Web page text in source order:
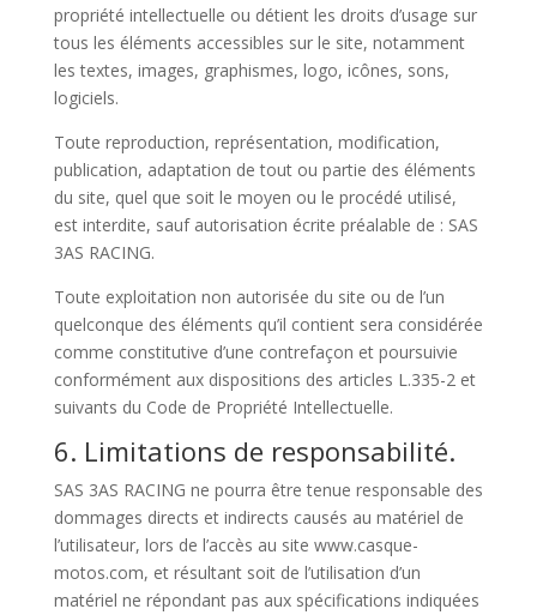
propriété intellectuelle ou détient les droits d’usage sur
tous les éléments accessibles sur le site, notamment
les textes, images, graphismes, logo, icônes, sons,
logiciels.
Toute reproduction, représentation, modification,
publication, adaptation de tout ou partie des éléments
du site, quel que soit le moyen ou le procédé utilisé,
est interdite, sauf autorisation écrite préalable de : SAS
3AS RACING.
Toute exploitation non autorisée du site ou de l’un
quelconque des éléments qu’il contient sera considérée
comme constitutive d’une contrefaçon et poursuivie
conformément aux dispositions des articles L.335-2 et
suivants du Code de Propriété Intellectuelle.
6. Limitations de responsabilité.
SAS 3AS RACING ne pourra être tenue responsable des
dommages directs et indirects causés au matériel de
l’utilisateur, lors de l’accès au site www.casque-
motos.com, et résultant soit de l’utilisation d’un
matériel ne répondant pas aux spécifications indiquées